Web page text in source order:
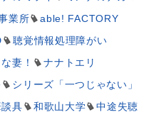
業所
able! FACTORY
聴覚情報処理障がい
妻！
ナナトエリ
シリーズ「一つじゃない」
具 和歌山大学
中途失聴